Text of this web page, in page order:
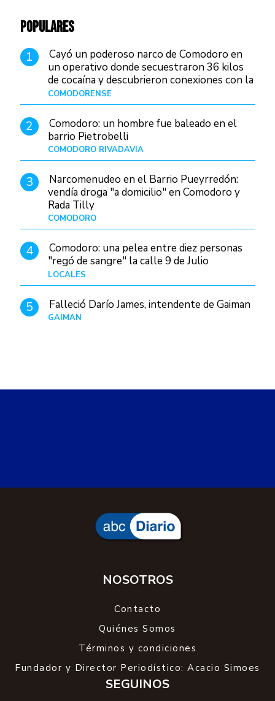
POPULARES
1
Cayó un poderoso narco de Comodoro en
un operativo donde secuestraron 36 kilos
de cocaína y descubrieron conexiones con la
Patagonia
COMODORENSE
2
Comodoro: un hombre fue baleado en el
barrio Pietrobelli
COMODORO RIVADAVIA
3
Narcomenudeo en el Barrio Pueyrredón:
vendía droga "a domicilio" en Comodoro y
Rada Tilly
COMODORO
4
Comodoro: una pelea entre diez personas
"regó de sangre" la calle 9 de Julio
LOCALES
5 Falleció Darío James, intendente de Gaiman
GAIMAN
NOSOTROS
Contacto
Quiénes Somos
Términos y condiciones
Fundador y Director Periodístico: Acacio Simoes
SEGUINOS